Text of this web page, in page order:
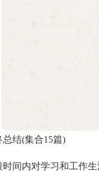
结(集合15篇)
时间内对学习和工作